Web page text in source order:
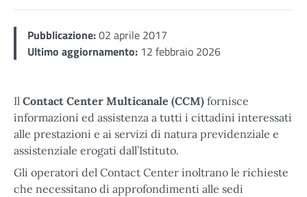
Pubblicazione:02 aprile 2017
Ultimo aggiornamento: 12 febbraio 2026
Il Contact Center Multicanale (CCM) fornisce
informazioni ed assistenza a tutti i cittadini interessati
alle prestazioni e ai servizi di natura previdenziale e
assistenziale erogati dall’Istituto.
Gli operatori del Contact Center inoltrano le richieste
che necessitano di approfondimenti alle sedi